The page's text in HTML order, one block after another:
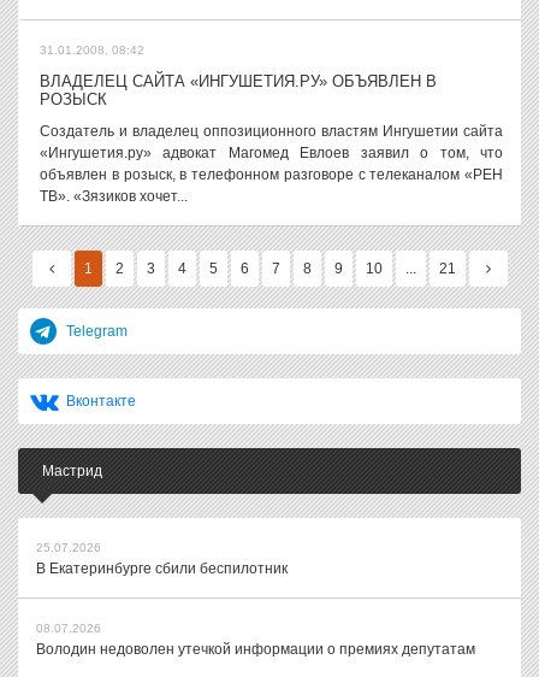
31.01.2008, 08:42
ВЛАДЕЛЕЦ САЙТА «ИНГУШЕТИЯ.РУ» ОБЪЯВЛЕН В
РОЗЫСК
Создатель и владелец оппозиционного властям Ингушетии сайта
«Ингушетия.ру» адвокат Магомед Евлоев заявил о том, что
объявлен в розыск, в телефонном разговоре с телеканалом «РЕН
ТВ». «Зязиков хочет...
1 2 3 4 5 6 7 8 9 10 ... 21
Telegram
Вконтакте
Мастрид
25.07.2026
В Екатеринбурге сбили беспилотник
08.07.2026
Володин недоволен утечкой информации о премиях депутатам